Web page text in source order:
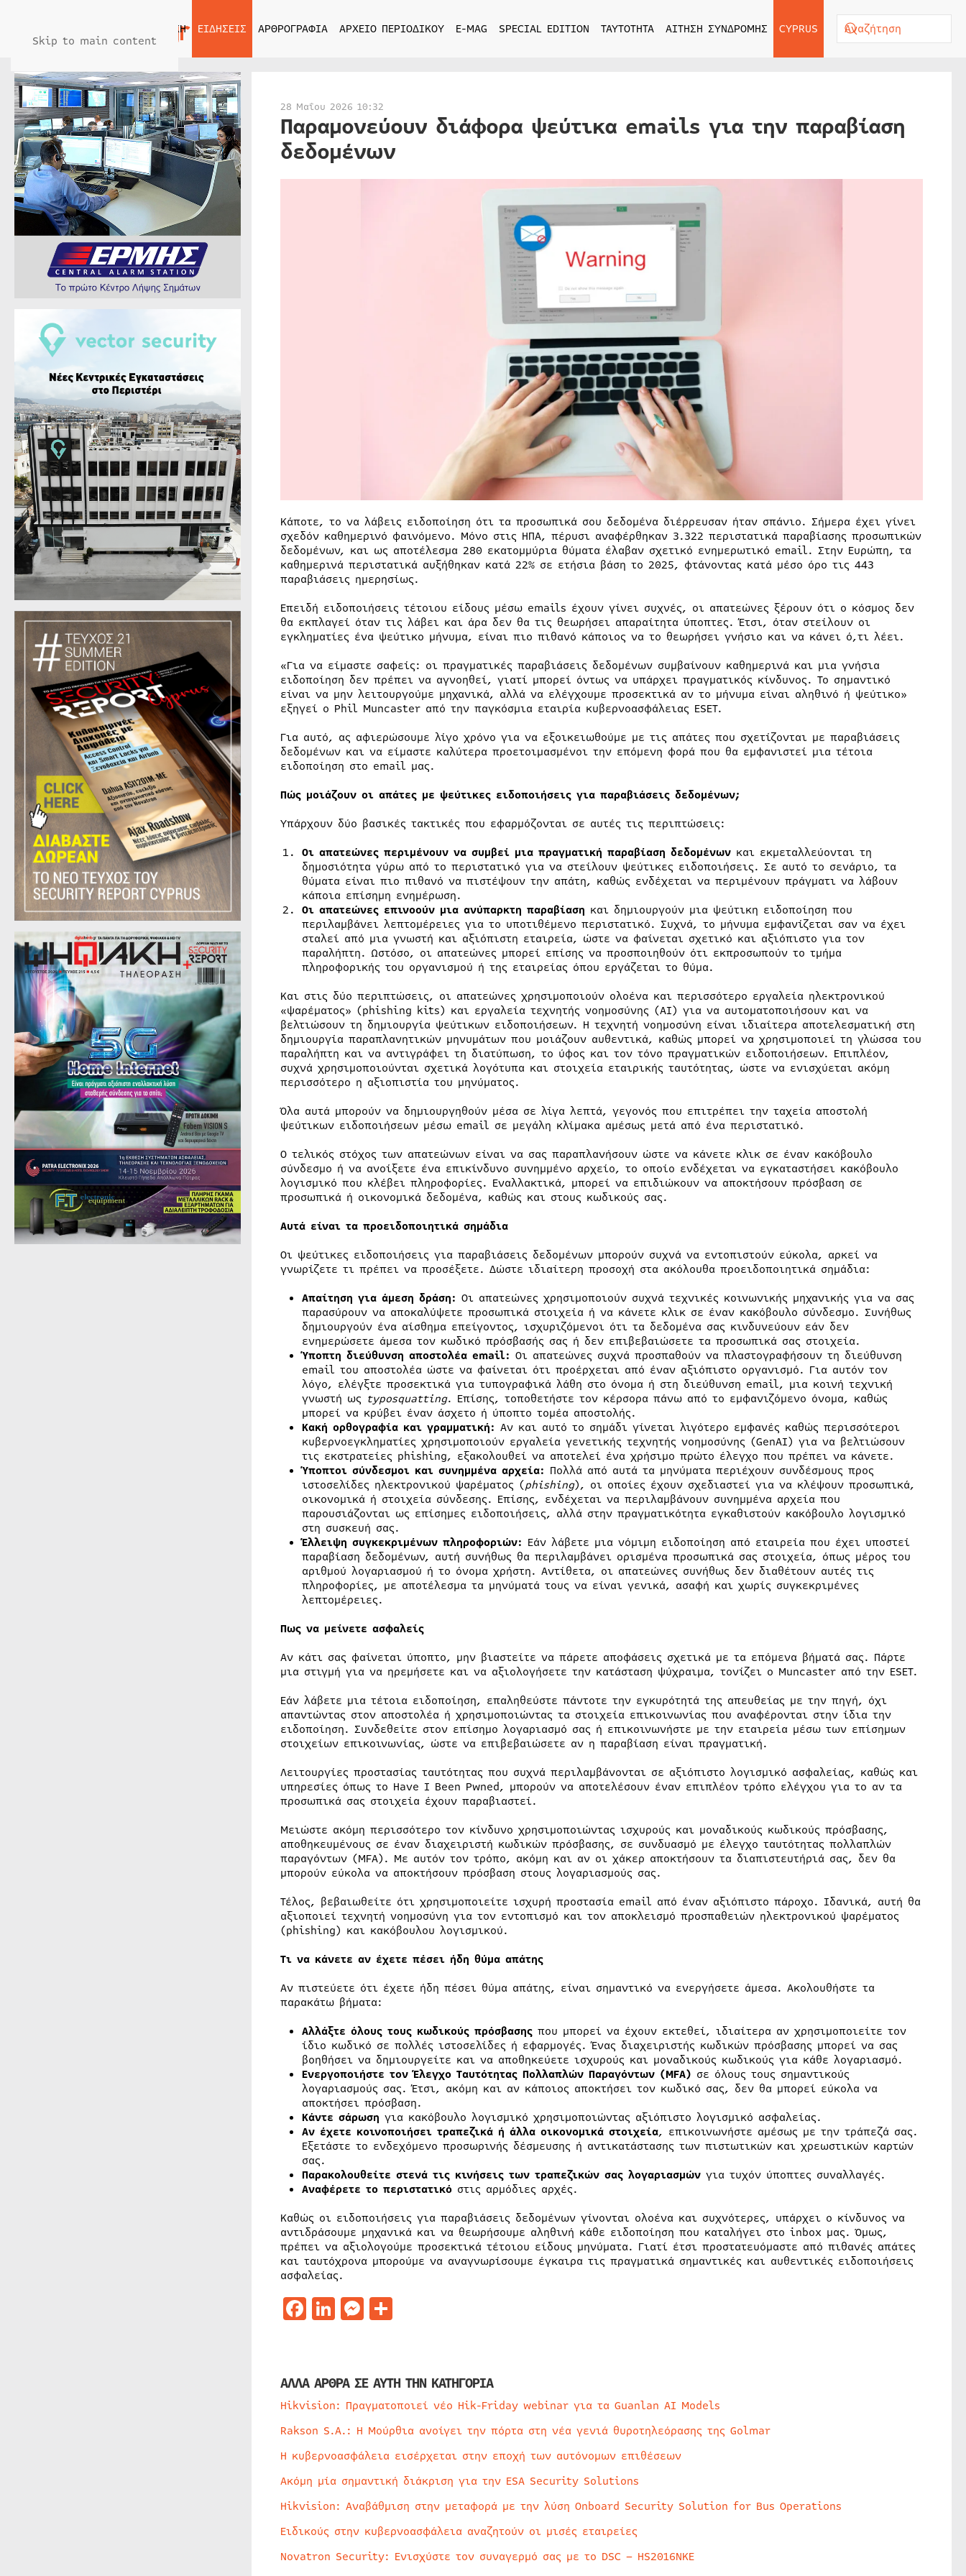
Skip to main content
ΑΡΧΙΚΗ ΕΙΔΗΣΕΙΣ ΑΡΘΡΟΓΡΑΦΙΑ ΑΡΧΕΙΟ ΠΕΡΙΟΔΙΚΟΥ E-MAG SPECIAL EDITION ΤΑΥΤΟΤΗΤΑ ΑΙΤΗΣΗ ΣΥΝΔΡΟΜΗΣ CYPRUS
28 Μαΐου 2026 10:32
Παραμονεύουν διάφορα ψεύτικα emails για την παραβίαση
δεδομένων
Κάποτε, το να λάβεις ειδοποίηση ότι τα προσωπικά σου δεδομένα διέρρευσαν ήταν σπάνιο. Σήμερα έχει γίνει
σχεδόν καθημερινό φαινόμενο. Μόνο στις ΗΠΑ, πέρυσι αναφέρθηκαν 3.322 περιστατικά παραβίασης προσωπικών
δεδομένων, και ως αποτέλεσμα 280 εκατομμύρια θύματα έλαβαν σχετικό ενημερωτικό email. Στην Ευρώπη, τα
καθημερινά περιστατικά αυξήθηκαν κατά 22% σε ετήσια βάση το 2025, φτάνοντας κατά μέσο όρο τις 443
παραβιάσεις ημερησίως.
Επειδή ειδοποιήσεις τέτοιου είδους μέσω emails έχουν γίνει συχνές, οι απατεώνες ξέρουν ότι ο κόσμος δεν
θα εκπλαγεί όταν τις λάβει και άρα δεν θα τις θεωρήσει απαραίτητα ύποπτες. Έτσι, όταν στείλουν οι
εγκληματίες ένα ψεύτικο μήνυμα, είναι πιο πιθανό κάποιος να το θεωρήσει γνήσιο και να κάνει ό,τι λέει.
«Για να είμαστε σαφείς: οι πραγματικές παραβιάσεις δεδομένων συμβαίνουν καθημερινά και μια γνήσια
ειδοποίηση δεν πρέπει να αγνοηθεί, γιατί μπορεί όντως να υπάρχει πραγματικός κίνδυνος. Το σημαντικό
είναι να μην λειτουργούμε μηχανικά, αλλά να ελέγχουμε προσεκτικά αν το μήνυμα είναι αληθινό ή ψεύτικο»
εξηγεί ο Phil Muncaster από την παγκόσμια εταιρία κυβερνοασφάλειας ESET.
Για αυτό, ας αφιερώσουμε λίγο χρόνο για να εξοικειωθούμε με τις απάτες που σχετίζονται με παραβιάσεις
δεδομένων και να είμαστε καλύτερα προετοιμασμένοι την επόμενη φορά που θα εμφανιστεί μια τέτοια
ειδοποίηση στο email μας.
Πώς μοιάζουν οι απάτες με ψεύτικες ειδοποιήσεις για παραβιάσεις δεδομένων;
Υπάρχουν δύο βασικές τακτικές που εφαρμόζονται σε αυτές τις περιπτώσεις:
Οι απατεώνες περιμένουν να συμβεί μια πραγματική παραβίαση δεδομένωνκαι εκμεταλλεύονται τη
δημοσιότητα γύρω από το περιστατικό για να στείλουν ψεύτικες ειδοποιήσεις. Σε αυτό το σενάριο, τα
θύματα είναι πιο πιθανό να πιστέψουν την απάτη, καθώς ενδέχεται να περιμένουν πράγματι να λάβουν
κάποια επίσημη ενημέρωση.
Οι απατεώνες επινοούν μια ανύπαρκτη παραβίαση και δημιουργούν μια ψεύτικη ειδοποίηση που
περιλαμβάνει λεπτομέρειες για το υποτιθέμενο περιστατικό. Συχνά, το μήνυμα εμφανίζεται σαν να έχει
σταλεί από μια γνωστή και αξιόπιστη εταιρεία, ώστε να φαίνεται σχετικό και αξιόπιστο για τον
παραλήπτη. Ωστόσο, οι απατεώνες μπορεί επίσης να προσποιηθούν ότι εκπροσωπούν το τμήμα
πληροφορικής του οργανισμού ή της εταιρείας όπου εργάζεται το θύμα.
Και στις δύο περιπτώσεις, οι απατεώνες χρησιμοποιούν ολοένα και περισσότερο εργαλεία ηλεκτρονικού
«ψαρέματος» (phishing kits) και εργαλεία τεχνητής νοημοσύνης (AI) για να αυτοματοποιήσουν και να
βελτιώσουν τη δημιουργία ψεύτικων ειδοποιήσεων. Η τεχνητή νοημοσύνη είναι ιδιαίτερα αποτελεσματική στη
δημιουργία παραπλανητικών μηνυμάτων που μοιάζουν αυθεντικά, καθώς μπορεί να χρησιμοποιεί τη γλώσσα του
παραλήπτη και να αντιγράφει τη διατύπωση, το ύφος και τον τόνο πραγματικών ειδοποιήσεων. Επιπλέον,
συχνά χρησιμοποιούνται σχετικά λογότυπα και στοιχεία εταιρικής ταυτότητας, ώστε να ενισχύεται ακόμη
περισσότερο η αξιοπιστία του μηνύματος.
Όλα αυτά μπορούν να δημιουργηθούν μέσα σε λίγα λεπτά, γεγονός που επιτρέπει την ταχεία αποστολή
ψεύτικων ειδοποιήσεων μέσω email σε μεγάλη κλίμακα αμέσως μετά από ένα περιστατικό.
Ο τελικός στόχος των απατεώνων είναι να σας παραπλανήσουν ώστε να κάνετε κλικ σε έναν κακόβουλο
σύνδεσμο ή να ανοίξετε ένα επικίνδυνο συνημμένο αρχείο, το οποίο ενδέχεται να εγκαταστήσει κακόβουλο
λογισμικό που κλέβει πληροφορίες. Εναλλακτικά, μπορεί να επιδιώκουν να αποκτήσουν πρόσβαση σε
προσωπικά ή οικονομικά δεδομένα, καθώς και στους κωδικούς σας.
Αυτά είναι τα προειδοποιητικά σημάδια
Οι ψεύτικες ειδοποιήσεις για παραβιάσεις δεδομένων μπορούν συχνά να εντοπιστούν εύκολα, αρκεί να
γνωρίζετε τι πρέπει να προσέξετε. Δώστε ιδιαίτερη προσοχή στα ακόλουθα προειδοποιητικά σημάδια:
Απαίτηση για άμεση δράση: Οι απατεώνες χρησιμοποιούν συχνά τεχνικές κοινωνικής μηχανικής για να σας
παρασύρουν να αποκαλύψετε προσωπικά στοιχεία ή να κάνετε κλικ σε έναν κακόβουλο σύνδεσμο. Συνήθως
δημιουργούν ένα αίσθημα επείγοντος, ισχυριζόμενοι ότι τα δεδομένα σας κινδυνεύουν εάν δεν
ενημερώσετε άμεσα τον κωδικό πρόσβασής σας ή δεν επιβεβαιώσετε τα προσωπικά σας στοιχεία.
Ύποπτη διεύθυνση αποστολέα email: Οι απατεώνες συχνά προσπαθούν να πλαστογραφήσουν τη διεύθυνση
email του αποστολέα ώστε να φαίνεται ότι προέρχεται από έναν αξιόπιστο οργανισμό. Για αυτόν τον
λόγο, ελέγξτε προσεκτικά για τυπογραφικά λάθη στο όνομα ή στη διεύθυνση email, μια κοινή τεχνική
γνωστή ως typosquatting. Επίσης, τοποθετήστε τον κέρσορα πάνω από το εμφανιζόμενο όνομα, καθώς
μπορεί να κρύβει έναν άσχετο ή ύποπτο τομέα αποστολής.
Κακή ορθογραφία και γραμματική: Αν και αυτό το σημάδι γίνεται λιγότερο εμφανές καθώς περισσότεροι
κυβερνοεγκληματίες χρησιμοποιούν εργαλεία γενετικής τεχνητής νοημοσύνης (GenAI) για να βελτιώσουν
τις εκστρατείες phishing, εξακολουθεί να αποτελεί ένα χρήσιμο πρώτο έλεγχο που πρέπει να κάνετε.
Ύποπτοι σύνδεσμοι και συνημμένα αρχεία: Πολλά από αυτά τα μηνύματα περιέχουν συνδέσμους προς
ιστοσελίδες ηλεκτρονικού ψαρέματος (phishing), οι οποίες έχουν σχεδιαστεί για να κλέψουν προσωπικά,
οικονομικά ή στοιχεία σύνδεσης. Επίσης, ενδέχεται να περιλαμβάνουν συνημμένα αρχεία που
παρουσιάζονται ως επίσημες ειδοποιήσεις, αλλά στην πραγματικότητα εγκαθιστούν κακόβουλο λογισμικό
στη συσκευή σας.
Έλλειψη συγκεκριμένων πληροφοριών: Εάν λάβετε μια νόμιμη ειδοποίηση από εταιρεία που έχει υποστεί
παραβίαση δεδομένων, αυτή συνήθως θα περιλαμβάνει ορισμένα προσωπικά σας στοιχεία, όπως μέρος του
αριθμού λογαριασμού ή το όνομα χρήστη. Αντίθετα, οι απατεώνες συνήθως δεν διαθέτουν αυτές τις
πληροφορίες, με αποτέλεσμα τα μηνύματά τους να είναι γενικά, ασαφή και χωρίς συγκεκριμένες
λεπτομέρειες.
Πως να μείνετε ασφαλείς
Αν κάτι σας φαίνεται ύποπτο, μην βιαστείτε να πάρετε αποφάσεις σχετικά με τα επόμενα βήματά σας. Πάρτε
μια στιγμή για να ηρεμήσετε και να αξιολογήσετε την κατάσταση ψύχραιμα, τονίζει ο Muncaster από την ESET.
Εάν λάβετε μια τέτοια ειδοποίηση, επαληθεύστε πάντοτε την εγκυρότητά της απευθείας με την πηγή, όχι
απαντώντας στον αποστολέα ή χρησιμοποιώντας τα στοιχεία επικοινωνίας που αναφέρονται στην ίδια την
ειδοποίηση. Συνδεθείτε στον επίσημο λογαριασμό σας ή επικοινωνήστε με την εταιρεία μέσω των επίσημων
στοιχείων επικοινωνίας, ώστε να επιβεβαιώσετε αν η παραβίαση είναι πραγματική.
Λειτουργίες προστασίας ταυτότητας που συχνά περιλαμβάνονται σε αξιόπιστο λογισμικό ασφαλείας, καθώς και
υπηρεσίες όπως το Have I Been Pwned, μπορούν να αποτελέσουν έναν επιπλέον τρόπο ελέγχου για το αν τα
προσωπικά σας στοιχεία έχουν παραβιαστεί.
Μειώστε ακόμη περισσότερο τον κίνδυνο χρησιμοποιώντας ισχυρούς και μοναδικούς κωδικούς πρόσβασης,
αποθηκευμένους σε έναν διαχειριστή κωδικών πρόσβασης, σε συνδυασμό με έλεγχο ταυτότητας πολλαπλών
παραγόντων (MFA). Με αυτόν τον τρόπο, ακόμη και αν οι χάκερ αποκτήσουν τα διαπιστευτήριά σας, δεν θα
μπορούν εύκολα να αποκτήσουν πρόσβαση στους λογαριασμούς σας.
Τέλος, βεβαιωθείτε ότι χρησιμοποιείτε ισχυρή προστασία email από έναν αξιόπιστο πάροχο. Ιδανικά, αυτή θα
αξιοποιεί τεχνητή νοημοσύνη για τον εντοπισμό και τον αποκλεισμό προσπαθειών ηλεκτρονικού ψαρέματος
(phishing) και κακόβουλου λογισμικού.
Τι να κάνετε αν έχετε πέσει ήδη θύμα απάτης
Αν πιστεύετε ότι έχετε ήδη πέσει θύμα απάτης, είναι σημαντικό να ενεργήσετε άμεσα. Ακολουθήστε τα
παρακάτω βήματα:
Αλλάξτε όλους τους κωδικούς πρόσβασηςπου μπορεί να έχουν εκτεθεί, ιδιαίτερα αν χρησιμοποιείτε τον
ίδιο κωδικό σε πολλές ιστοσελίδες ή εφαρμογές. Ένας διαχειριστής κωδικών πρόσβασης μπορεί να σας
βοηθήσει να δημιουργείτε και να αποθηκεύετε ισχυρούς και μοναδικούς κωδικούς για κάθε λογαριασμό.
Ενεργοποιήστε τον Έλεγχο Ταυτότητας Πολλαπλών Παραγόντων (MFA) σε όλους τους σημαντικούς
λογαριασμούς σας. Έτσι, ακόμη και αν κάποιος αποκτήσει τον κωδικό σας, δεν θα μπορεί εύκολα να
αποκτήσει πρόσβαση.
Κάντε σάρωση για κακόβουλο λογισμικό χρησιμοποιώντας αξιόπιστο λογισμικό ασφαλείας.
Αν έχετε κοινοποιήσει τραπεζικά ή άλλα οικονομικά στοιχεία, επικοινωνήστε αμέσως με την τράπεζά σας.
Εξετάστε το ενδεχόμενο προσωρινής δέσμευσης ή αντικατάστασης των πιστωτικών και χρεωστικών καρτών
σας.
Παρακολουθείτε στενά τις κινήσεις των τραπεζικών σας λογαριασμώνγια τυχόν ύποπτες συναλλαγές.
Αναφέρετε το περιστατικόστις αρμόδιες αρχές.
Καθώς οι ειδοποιήσεις για παραβιάσεις δεδομένων γίνονται ολοένα και συχνότερες, υπάρχει ο κίνδυνος να
αντιδράσουμε μηχανικά και να θεωρήσουμε αληθινή κάθε ειδοποίηση που καταλήγει στο inbox μας. Όμως,
πρέπει να αξιολογούμε προσεκτικά τέτοιου είδους μηνύματα. Γιατί έτσι προστατευόμαστε από πιθανές απάτες
και ταυτόχρονα μπορούμε να αναγνωρίσουμε έγκαιρα τις πραγματικά σημαντικές και αυθεντικές ειδοποιήσεις
ασφαλείας.
Facebook
LinkedIn
Messenger
Μοιραστείτε
ΑΛΛΑ ΑΡΘΡΑ ΣΕ ΑΥΤΗ ΤΗΝ ΚΑΤΗΓΟΡΙΑ
Hikvision: Πραγματοποιεί νέο Hik-Friday webinar για τα Guanlan AI Models
Rakson S.A.: Η Μούρθια ανοίγει την πόρτα στη νέα γενιά θυροτηλεόρασης της Golmar
Η κυβερνοασφάλεια εισέρχεται στην εποχή των αυτόνομων επιθέσεων
Ακόμη μία σημαντική διάκριση για την ESA Security Solutions
Hikvision: Αναβάθμιση στην μεταφορά με την λύση Onboard Security Solution for Bus Operations
Ειδικούς στην κυβερνοασφάλεια αναζητούν οι μισές εταιρείες
Novatron Security: Ενισχύστε τον συναγερμό σας με το DSC – HS2016NKE